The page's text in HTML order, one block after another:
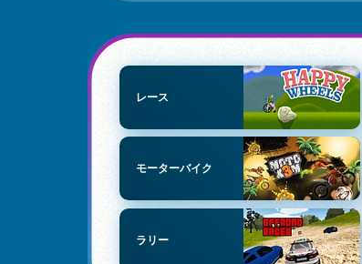
レース
モーターバイク
ラリー